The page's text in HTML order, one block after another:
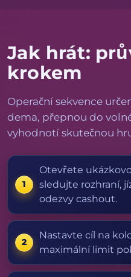
Jak hrát:
krokem
Operační sekvence
dema, přepnou do
vyhodnotí skutečnou
Otevřete
sledujte rozhraní,
odezvy cashout.
Nastavte cíl na
maximální limit